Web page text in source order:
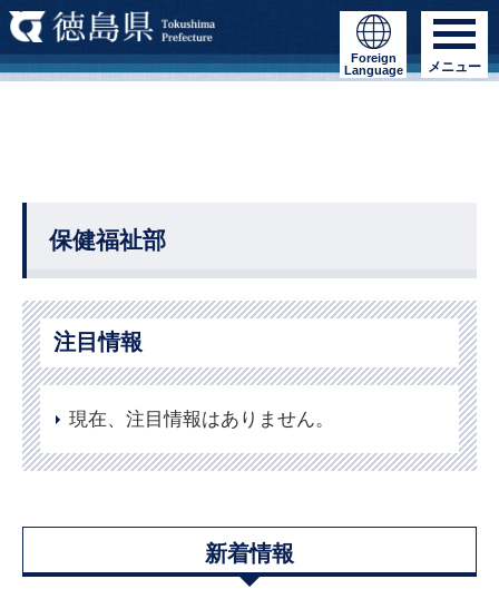
Foreign
Language
メニュー
保健福祉部
注目情報
現在、注目情報はありません。
新着情報